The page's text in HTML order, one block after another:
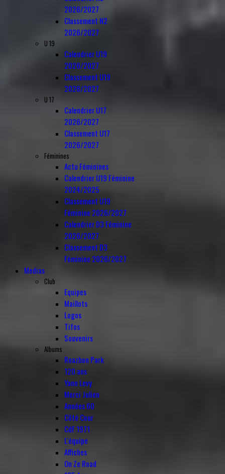
2026/2027
Classement N2
2026/2027
U 19
Calendrier U19
2026/2027
Classement U19
2026/2027
U 17
Calendrier U17
2026/2027
Classement U17
2026/2027
Féminines
Actu Féminines
Calendrier U19 Féminine
2024/2025
Classement U19
Féminine 2026/2027
Calendrier D3 Féminine
2026/2027
Classement D3
Féminine 2026/2027
Medias
Club
Equipes
Maillots
Logos
Tifos
Souvenirs
Albums
Roazhon Park
120 ans
Yann Levy
Merci Julien
Années 60
Côté Cour
CdF 1971
L'équipe
Affiches
On Ze Road